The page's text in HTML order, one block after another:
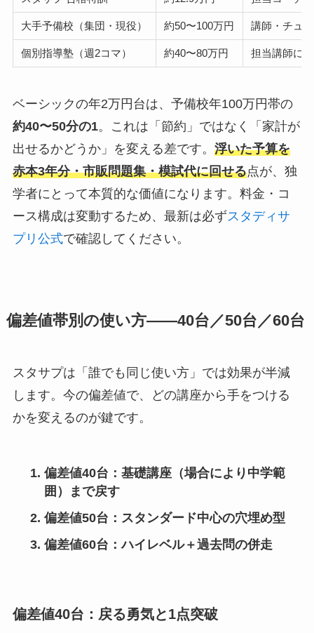
大手予備校（集団・現役） 約50〜100万円 講師・チュ
個別指導塾（週2コマ） 約40〜80万円 担当講師に
ベーシックの年2万円台は、予備校年100万円帯の
約40〜50分の1。これは「節約」ではなく「家計が
出せるかどうか」を変える差です。 浮いた予算を
赤本3年分・市販問題集・模試代に回せる点が、独
学者にとって本質的な価値になります。料金・コ
ース構成は変動するため、最新は必ずスタディサ
プリ公式で確認してください。
偏差値帯別の使い方――40台／50台／60台
スタサプは「誰でも同じ使い方」では効果が半減
します。今の偏差値で、どの講座から手をつける
かを変えるのが鍵です。
偏差値40台：基礎講座（場合により中学範
囲）まで戻す
偏差値50台：スタンダード中心の穴埋め型
偏差値60台：ハイレベル＋過去問の併走
偏差値40台：戻る勇気と1点突破